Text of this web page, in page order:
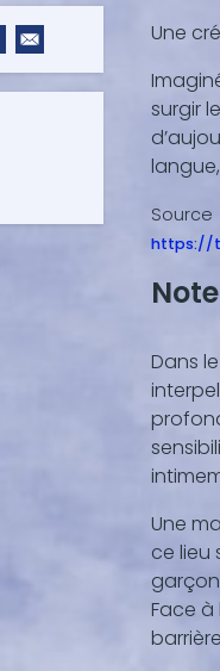
Une
surgir
Source
https://
Une
ce lieu
Face